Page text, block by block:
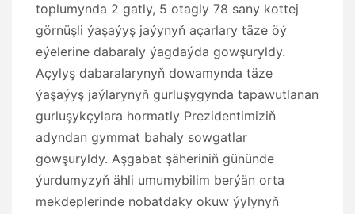
toplumynda 2 gatly, 5 otagly 78 sany kottej
görnüşli ýaşaýyş jaýynyň açarlary täze öý
eýelerine dabaraly ýagdaýda gowşuryldy.
Açylyş dabaralarynyň dowamynda täze
ýaşaýyş jaýlarynyň gurluşygynda tapawutlanan
gurluşykçylara hormatly Prezidentimiziň
adyndan gymmat bahaly sowgatlar
gowşuryldy. Aşgabat şäheriniň gününde
ýurdumyzyň ähli umumybilim berýän orta
mekdeplerinde nobatdaky okuw ýylynyň